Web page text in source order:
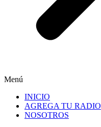
Menú
INICIO
AGREGA TU RADIO
NOSOTROS